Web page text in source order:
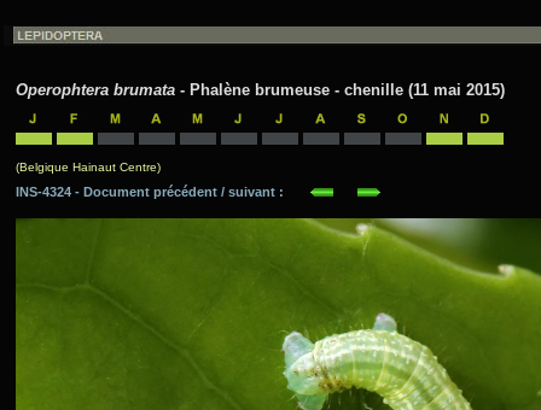
Operophtera brumata - Phalène brumeuse - chenille (11 mai 2015)
(Belgique Hainaut Centre)
INS-4324 - Document précédent / suivant :